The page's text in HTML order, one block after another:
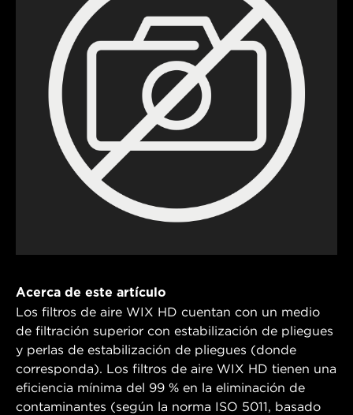
Acerca de este artículo
Los filtros de aire WIX HD cuentan con un medio
de filtración superior con estabilización de pliegues
y perlas de estabilización de pliegues (donde
corresponda). Los filtros de aire WIX HD tienen una
eficiencia mínima del 99 % en la eliminación de
contaminantes (según la norma ISO 5011, basado